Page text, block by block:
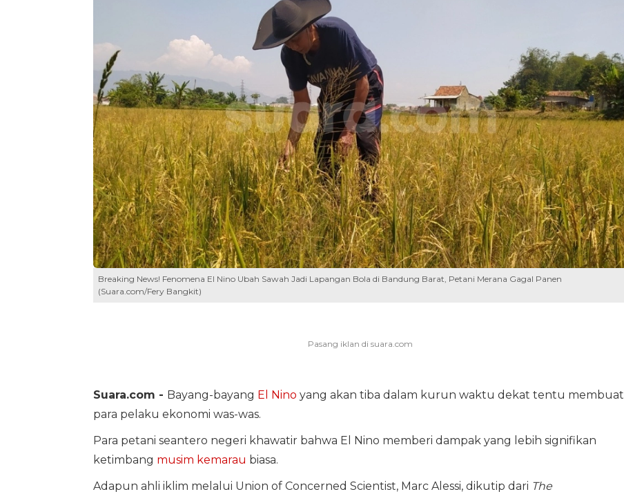
Breaking News! Fenomena El Nino Ubah Sawah Jadi Lapangan Bola di Bandung Barat, Petani Merana Gagal Panen
(Suara.com/Fery Bangkit)
Suara.com - Bayang-bayang El Nino yang akan tiba dalam kurun waktu dekat tentu membuat
para pelaku ekonomi was-was.
Para petani seantero negeri khawatir bahwa El Nino memberi dampak yang lebih signifikan
ketimbang musim kemarau biasa.
Adapun ahli iklim melalui Union of Concerned Scientist, Marc Alessi, dikutip dari The